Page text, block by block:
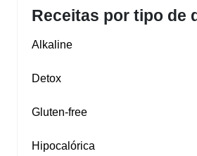
Receitas por tipo de
Alkaline
Detox
Gluten‑free
Hipocalórica